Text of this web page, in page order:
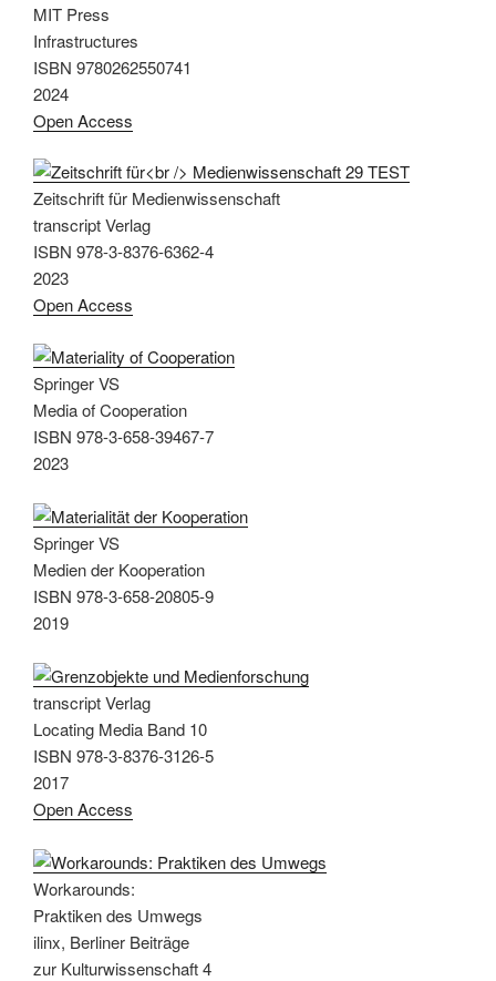
MIT Press
Infrastructures
ISBN 9780262550741
2024
Open Access
Zeitschrift für Medienwissenschaft
transcript Verlag
ISBN 978-3-8376-6362-4
2023
Open Access
Springer VS
Media of Cooperation
ISBN 978-3-658-39467-7
2023
Springer VS
Medien der Kooperation
ISBN 978-3-658-20805-9
2019
transcript Verlag
Locating Media Band 10
ISBN 978-3-8376-3126-5
2017
Open Access
Workarounds:
Praktiken des Umwegs
ilinx, Berliner Beiträge
zur Kulturwissenschaft 4